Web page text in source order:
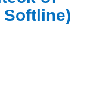
Softline)